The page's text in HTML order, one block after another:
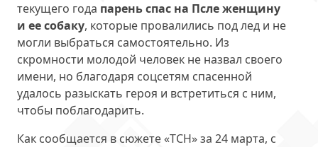
текущего года парень спас на Псле женщину
и ее собаку, которые провалились под лед и не
могли выбраться самостоятельно. Из
скромности молодой человек не назвал своего
имени, но благодаря соцсетям спасенной
удалось разыскать героя и встретиться с ним,
чтобы поблагодарить.
Как сообщается в сюжете «ТСН» за 24 марта, с